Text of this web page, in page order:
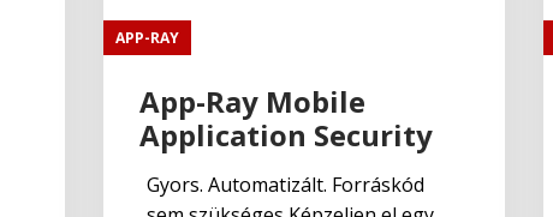
APP-RAY
App-Ray Mobile
Application Security
Gyors. Automatizált. Forráskód